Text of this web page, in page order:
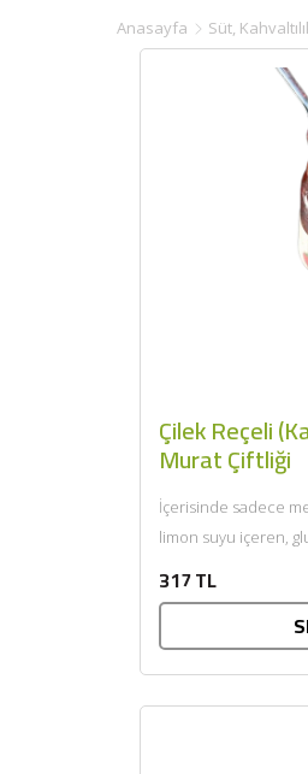
Anasayfa Süt,
Çilek Reçeli
Murat Çiftliği
İçerisinde sadece
limon suyu içeren,
317 TL